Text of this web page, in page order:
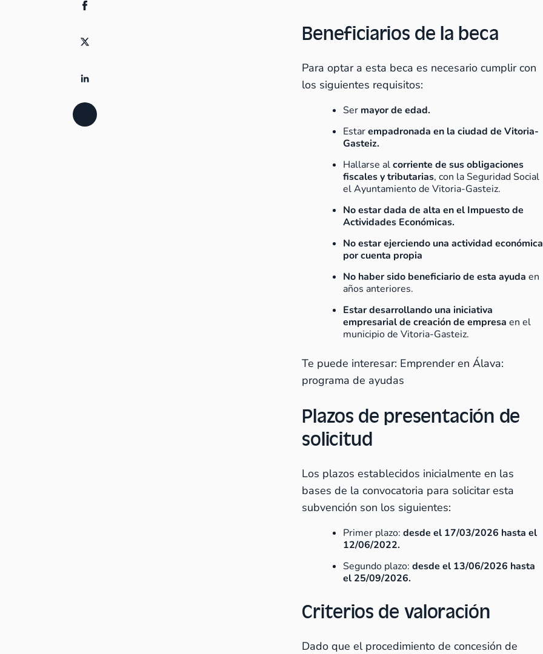
Beneficiarios de la beca
Para optar a esta beca es necesario cumplir con
los siguientes requisitos:
Ser mayor de edad.
Estarempadronada en la ciudad de Vitoria-
Gasteiz.
Hallarse alcorriente de sus obligaciones
fiscales y tributarias, con la Seguridad Social
el Ayuntamiento de Vitoria-Gasteiz.
No estar dada de alta en el Impuesto de
Actividades Económicas.
No estar ejerciendo una actividad económica
por cuenta propia
No haber sido beneficiario de esta ayuda en
años anteriores.
Estar desarrollando una iniciativa
empresarial de creación de empresa en el
municipio de Vitoria-Gasteiz.
Te puede interesar: Emprender en Álava:
programa de ayudas
Plazos de presentación de
solicitud
Los plazos establecidos inicialmente en las
bases de la convocatoria para solicitar esta
subvención son los siguientes:
Primer plazo: desde el 17/03/2026 hasta el
12/06/2022.
Segundo plazo:desde el 13/06/2026 hasta
el 25/09/2026.
Criterios de valoración
Dado que el procedimiento de concesión de